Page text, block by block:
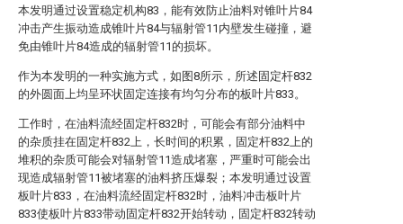
本发明通过设置稳定机构83，能有效防止油料对锥叶片84
冲击产生振动造成锥叶片84与辐射管11内壁发生碰撞，避
免由锥叶片84造成的辐射管11的损坏。
作为本发明的一种实施方式，如图8所示，所述固定杆832
的外圆面上均呈环状固定连接有均匀分布的板叶片833。
工作时，在油料流经固定杆832时，可能会有部分油料中
的杂质挂在固定杆832上，长时间的积累，固定杆832上的
堆积的杂质可能会对辐射管11造成堵塞，严重时可能会出
现造成辐射管11被堵塞的油料挤压爆裂；本发明通过设置
板叶片833，在油料流经固定杆832时，油料冲击板叶片
833使板叶片833带动固定杆832开始转动，固定杆832转动